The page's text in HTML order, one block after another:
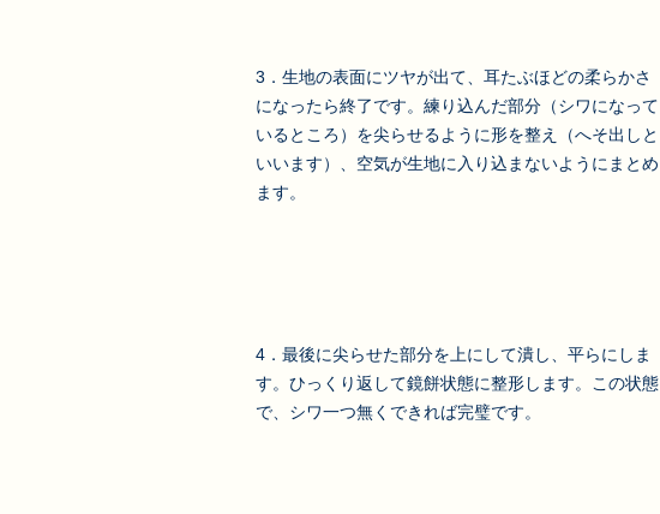
3．生地の表面にツヤが出て、耳たぶほどの柔らかさ
になったら終了です。練り込んだ部分（シワになって
いるところ）を尖らせるように形を整え（へそ出しと
いいます）、空気が生地に入り込まないようにまとめ
ます。
4．最後に尖らせた部分を上にして潰し、平らにしま
す。ひっくり返して鏡餅状態に整形します。この状態
で、シワ一つ無くできれば完璧です。